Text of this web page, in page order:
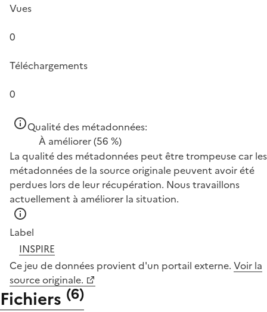
Vues
0
Téléchargements
0
Qualité des métadonnées:
À améliorer(56 %)
La qualité des métadonnées peut être trompeuse car les
métadonnées de la source originale peuvent avoir été
perdues lors de leur récupération. Nous travaillons
actuellement à améliorer la situation.
Label
INSPIRE
Ce jeu de données provient d'un portail externe. Voir la
source originale.
Fichiers (6)